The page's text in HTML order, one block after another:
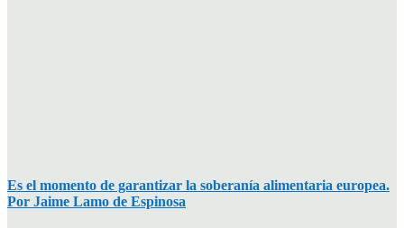
Es el momento de garantizar la soberanía alimentaria europea.
Por Jaime Lamo de Espinosa